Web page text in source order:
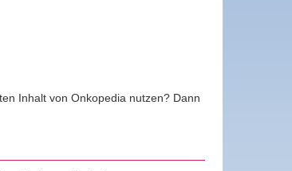
Inhalt von Onkopedia nutzen? Dann